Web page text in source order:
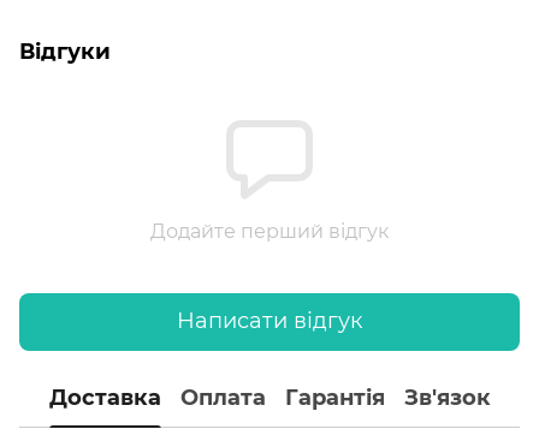
Відгуки
Додайте перший відгук
Написати відгук
Доставка Оплата Гарантія Зв'язок